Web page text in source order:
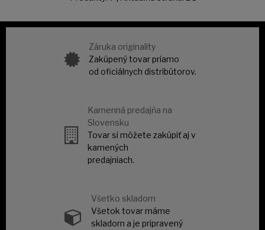
Záruka originality
Zakúpený tovar priamo
od oficiálnych distribútorov.
Kamenná predajňa na
Slovensku
Tovar si môžete zakúpiť aj v
kamených
predajniach.
Všetko skladom
Všetok tovar máme
skladom a je pripravený